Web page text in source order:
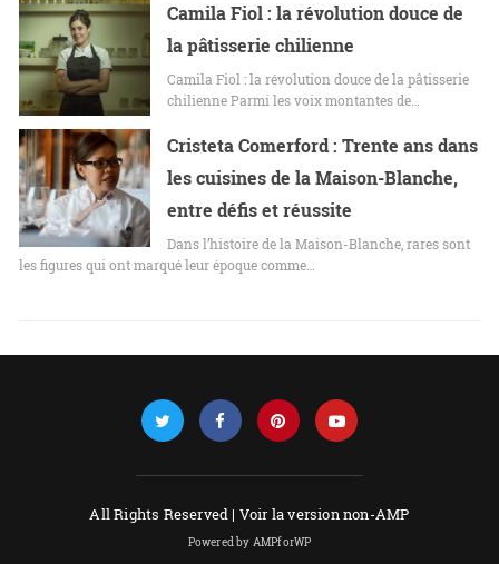
Camila Fiol : la révolution douce de
la pâtisserie chilienne
Camila Fiol : la révolution douce de la pâtisserie
chilienne Parmi les voix montantes de…
Cristeta Comerford : Trente ans dans
les cuisines de la Maison-Blanche,
entre défis et réussite
Dans l’histoire de la Maison-Blanche, rares sont
les figures qui ont marqué leur époque comme…
All Rights Reserved | Voir la version non-AMP
Powered by AMPforWP